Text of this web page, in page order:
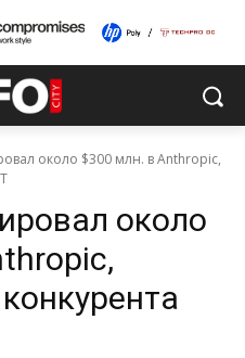
около $300 млн. в Anthropic,
около